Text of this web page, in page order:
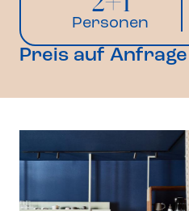
Personen
Preis auf Anfrage